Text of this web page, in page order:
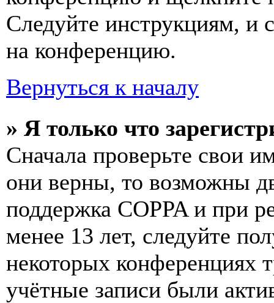
Следуйте инструкциям, и
на конференцию.
Вернуться к началу
» Я только что
Сначала проверьте свои
они верны, то возможны
поддержка COPPA и при
менее 13 лет, следуйте
некоторых конференциях
учётные записи были